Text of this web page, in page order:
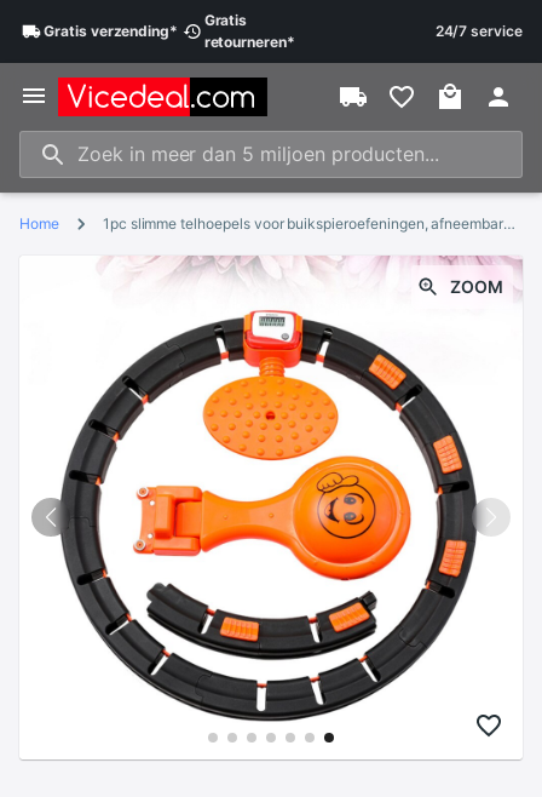
Gratisverzending*
Gratis
retourneren*
24/7 service
Home 1pc slimme telhoepels voor buikspieroefeningen, afneembare taillehoepels voor meisjes, dames en gezinnen
ZOOM